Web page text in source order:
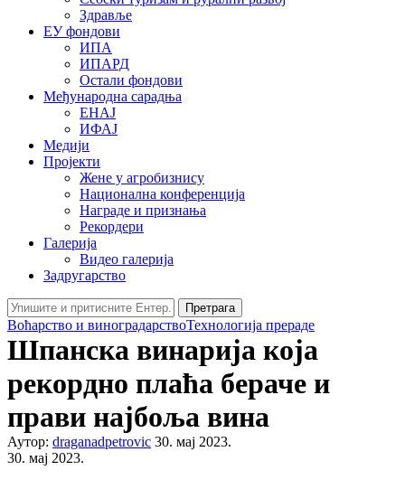
Здравље
ЕУ фондови
ИПА
ИПАРД
Остали фондови
Међународна сарадња
ЕНАЈ
ИФАЈ
Медији
Пројекти
Жене у агробизнису
Национална конференција
Награде и признања
Рекордери
Галерија
Видео галерија
Задругарство
Претрага
Воћарство и виноградарствоТехнологија прераде
Шпанска винарија која
рекордно плаћа бераче и
прави најбоља вина
Аутор: draganadpetrovic 30. мај 2023.
30. мај 2023.